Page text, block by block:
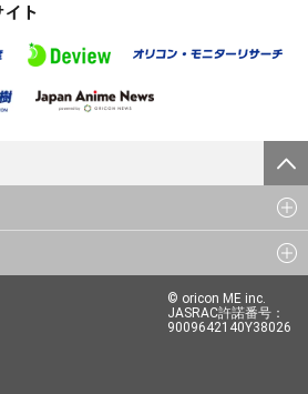
© oricon ME inc.
JASRAC許諾番号：
9009642140Y38026